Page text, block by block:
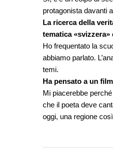
protagonista davanti
La ricerca della
tematica
Ho frequentato la
abbiamo parlato.
temi.
Ha pensato a un
Mi piacerebbe
che il poeta deve
oggi, una regione